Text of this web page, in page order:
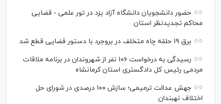
حضور دانشجویان دانشگاه آزاد یزد در تور علمی - قضایی
محاکم تجدیدنظر استان
برق ۱۹ حلقه چاه متخلف در بروجرد با دستور قضایی قطع شد
رسیدگی به درخواست ۱۰۶ نفر از شهروندان در برنامه ملاقات
مردمی رئیس کل دادگستری استان کرمانشاه
جهش عدالت ترمیمی؛ سازش ۱۰۰ درصدی در شورای حل
اختلاف نهبندان